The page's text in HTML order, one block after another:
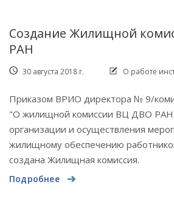
Создание Жилищной
РАН
30 августа 2018 г. О работе
Приказом ВРИО директора № 9/
"О жилищной комиссии ВЦ ДВО
организации и осуществления
жилищному обеспечению
создана Жилищная комиссия.
Подробнее